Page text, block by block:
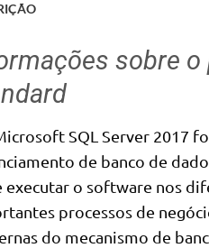
sobre o
SQL Server 2017
de banco de
executar o software nos
processos de
do mecanismo de